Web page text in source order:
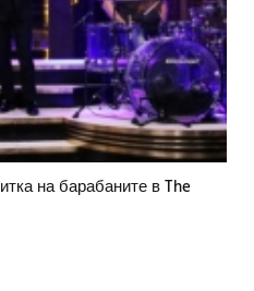
на барабаните в The